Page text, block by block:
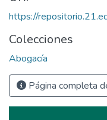
https://
Colecciones
Abogacía
Página completa